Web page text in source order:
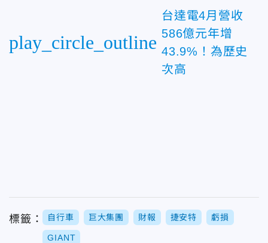
play_circle_outline
台達電4月營收
586億元年增
43.9%！為歷史
次高
標籤： 自行車 巨大集團 財報 捷安特 虧損
GIANT